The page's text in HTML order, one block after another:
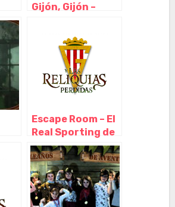
Gijón, Gijón –
Escape Room – El
Real Sporting de
Gijón y Las
Reliquias
Perdidas, Gijón –
Asturias